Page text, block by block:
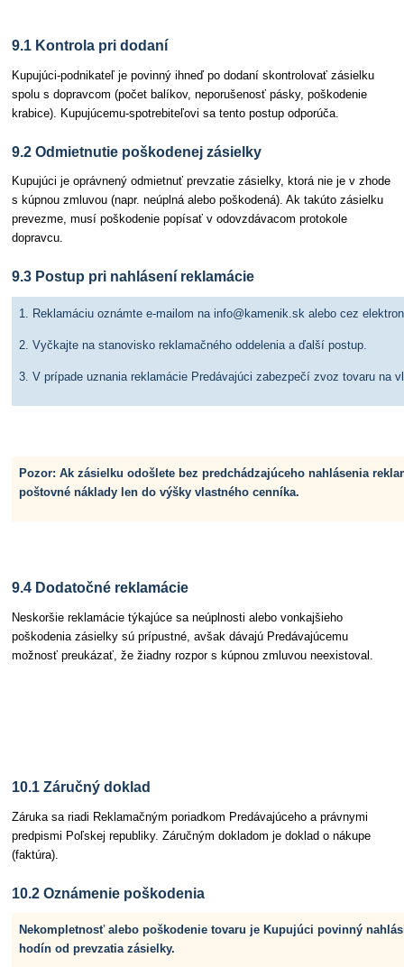
9.1 Kontrola pri dodaní
Kupujúci-podnikateľ je povinný ihneď po dodaní skontrolovať zásielku
spolu s dopravcom (počet balíkov, neporušenosť pásky, poškodenie
krabice). Kupujúcemu-spotrebiteľovi sa tento postup odporúča.
9.2 Odmietnutie poškodenej zásielky
Kupujúci je oprávnený odmietnuť prevzatie zásielky, ktorá nie je v zhode
s kúpnou zmluvou (napr. neúplná alebo poškodená). Ak takúto zásielku
prevezme, musí poškodenie popísať v odovzdávacom protokole
dopravcu.
9.3 Postup pri nahlásení reklamácie
1. Reklamáciu oznámte e-mailom na info@kamenik.sk alebo cez
2. Vyčkajte na stanovisko reklamačného oddelenia a ďalší postup.
3. V prípade uznania reklamácie Predávajúci zabezpečí zvoz tovaru na
Pozor: Ak zásielku odošlete bez predchádzajúceho nahlásenia
poštovné náklady len do výšky vlastného cenníka.
9.4 Dodatočné reklamácie
Neskoršie reklamácie týkajúce sa neúplnosti alebo vonkajšieho
poškodenia zásielky sú prípustné, avšak dávajú Predávajúcemu
možnosť preukázať, že žiadny rozpor s kúpnou zmluvou neexistoval.
10.1 Záručný doklad
Záruka sa riadi Reklamačným poriadkom Predávajúceho a právnymi
predpismi Poľskej republiky. Záručným dokladom je doklad o nákupe
(faktúra).
10.2 Oznámenie poškodenia
Nekompletnosť alebo poškodenie tovaru je Kupujúci povinný
hodín od prevzatia zásielky.